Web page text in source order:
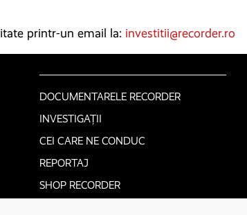
printr-un email la: investitii@recorder.ro
DOCUMENTARELE RECORDER
INVESTIGAȚII
CEI CARE NE CONDUC
REPORTAJ
SHOP RECORDER